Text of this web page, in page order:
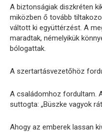
A biztonságiak diszkréten
miközben ő tovább
váltott ki együttérzést. A
maradtak, némelyikük
bólogattak.
A szertartásvezetőhöz
A családomhoz fordultam.
suttogta: „Büszke vagyok
Ahogy az emberek lassan